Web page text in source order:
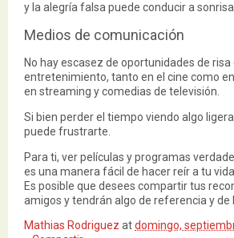
y la alegría falsa puede conducir a
Medios de comunicación
No hay escasez de oportunidades de risa
entretenimiento, tanto en el cine como
en streaming y comedias de televisión.
Si bien perder el tiempo viendo algo
puede frustrarte.
Para ti, ver películas y programas
es una manera fácil de hacer reír a tu
Es posible que desees compartir tus
amigos y tendrán algo de referencia y de
Mathias Rodriguez atdomingo,